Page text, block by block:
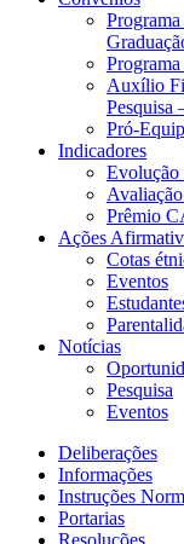
Auxílio
Pesquisa
Pró-
Indicadores
Evolução
Prêmio
Ações
Cotas
Eventos
Notícias
Pesquisa
Eventos
Deliberações
Informações
Instruções
Portarias
Resoluções